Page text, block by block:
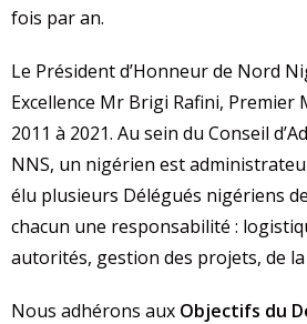
fois par an.
Le Président d’Honneur de Nord
Excellence Mr Brigi Rafini, Premier
2011 à 2021. Au sein du Conseil
NNS, un nigérien est
élu plusieurs Délégués nigériens
chacun une responsabilité :
autorités, gestion des projets, de
Nous adhérons aux Objectifs du